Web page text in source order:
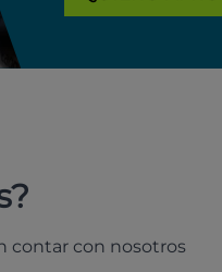
contar con nosotros